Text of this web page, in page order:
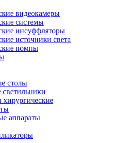
видеокамеры
системы
инсуффляторы
источники света
помпы
столы
хирургические
аппараты